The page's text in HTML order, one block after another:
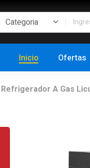
Inicio Ofertas
Refrigerador A Gas